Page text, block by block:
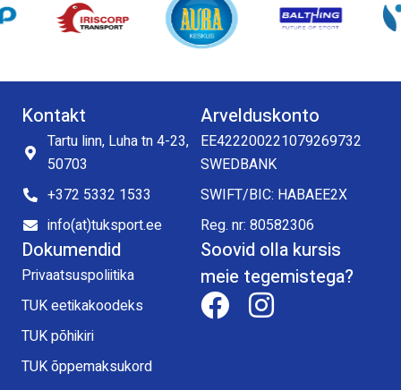
Kontakt
Tartu linn, Luha tn 4-23,
50703
+372 5332 1533
info(at)tuksport.ee
Arvelduskonto
EE422200221079269732
SWEDBANK
SWIFT/BIC: HABAEE2X
Reg. nr: 80582306
Dokumendid
Privaatsuspoliitika
TUK eetikakoodeks
TUK põhikiri
TUK õppemaksukord
Soovid olla kursis
meie tegemistega?